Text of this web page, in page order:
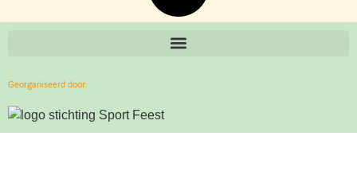
Georganiseerd door: